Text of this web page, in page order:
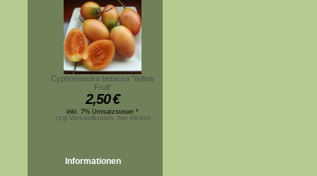
Cyphomandra betacea 'Yellow
Fruit'
2,50€
inkl. 7% Umsatzsteuer *
zzgl.Versandkosten, hier klicken
Informationen